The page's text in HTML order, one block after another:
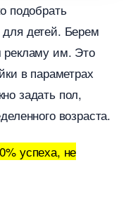
подобрать
детей. Берем
рекламу им. Это
в параметрах
задать пол,
возраста.
успеха, не